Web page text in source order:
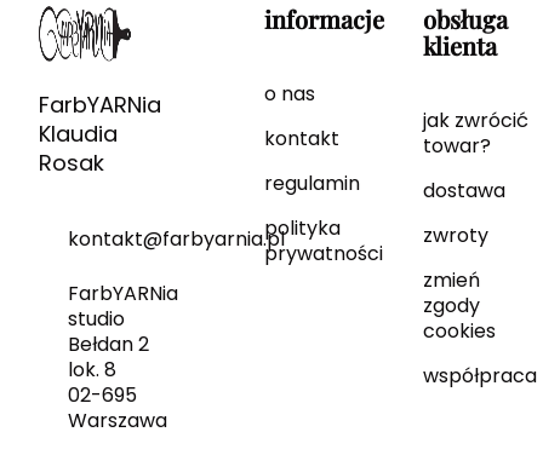
FarbYARNia
Klaudia
Rosak
kontakt@farbyarnia.pl
FarbYARNia
studio
Bełdan 2
lok. 8
02-695
Warszawa
informacje
o nas
kontakt
regulamin
polityka
prywatności
obsługa
klienta
jak zwrócić
towar?
dostawa
zwroty
zmień
zgody
cookies
współpraca